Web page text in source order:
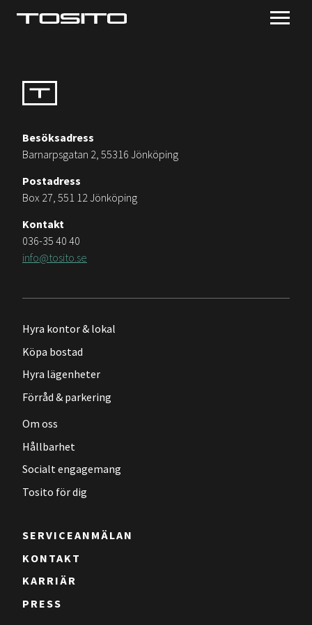
Besöksadress
Barnarpsgatan 2, 55316 Jönköping
Postadress
Box 27, 551 12 Jönköping
Kontakt
036-35 40 40
info@tosito.se
Hyra kontor & lokal
Köpa bostad
Hyra lägenheter
Förråd & parkering
Om oss
Hållbarhet
Socialt engagemang
Tosito för dig
SERVICEANMÄLAN
KONTAKT
KARRIÄR
PRESS